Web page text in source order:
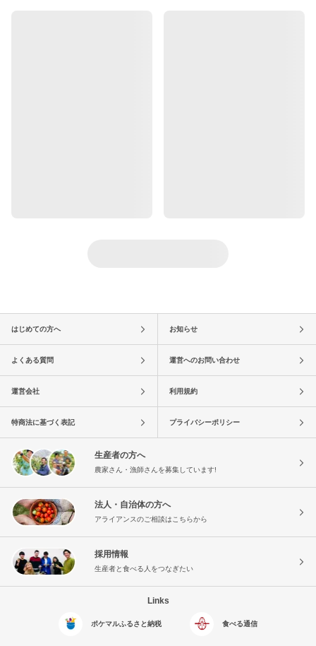
はじめての方へ お知らせ
よくある質問 運営へのお問い合わせ
運営会社 利用規約
特商法に基づく表記 プライバシーポリシー
生産者の方へ
農家さん・漁師さんを募集しています!
法人・自治体の方へ
アライアンスのご相談はこちらから
採用情報
生産者と食べる人をつなぎたい
Links
ポケマルふるさと納税 食べる通信